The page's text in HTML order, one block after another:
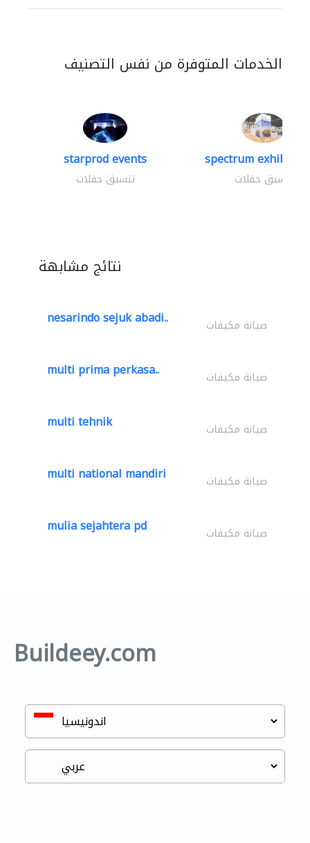
الخدمات المتوفرة من نفس التصنيف
starprod events
تنسيق حفلات
spectrum
تنسيق حفلات
نتائج مشابهة
nesarindo sejuk abadi.. صيانة مكيفات
multi prima perkasa.. صيانة مكيفات
multi tehnik صيانة مكيفات
multi national mandiri صيانة مكيفات
mulia sejahtera pd صيانة مكيفات
Buildeey.com